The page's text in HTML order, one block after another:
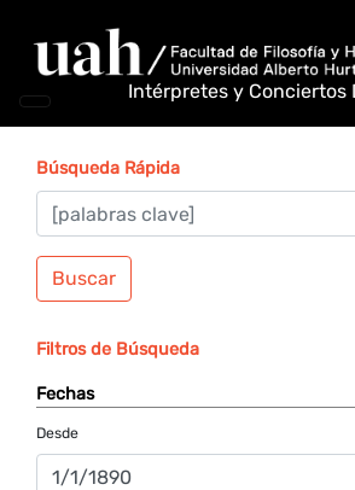
Intérpretes y Conciertos
Búsqueda Rápida
Buscar
Filtros de Búsqueda
Fechas
Desde